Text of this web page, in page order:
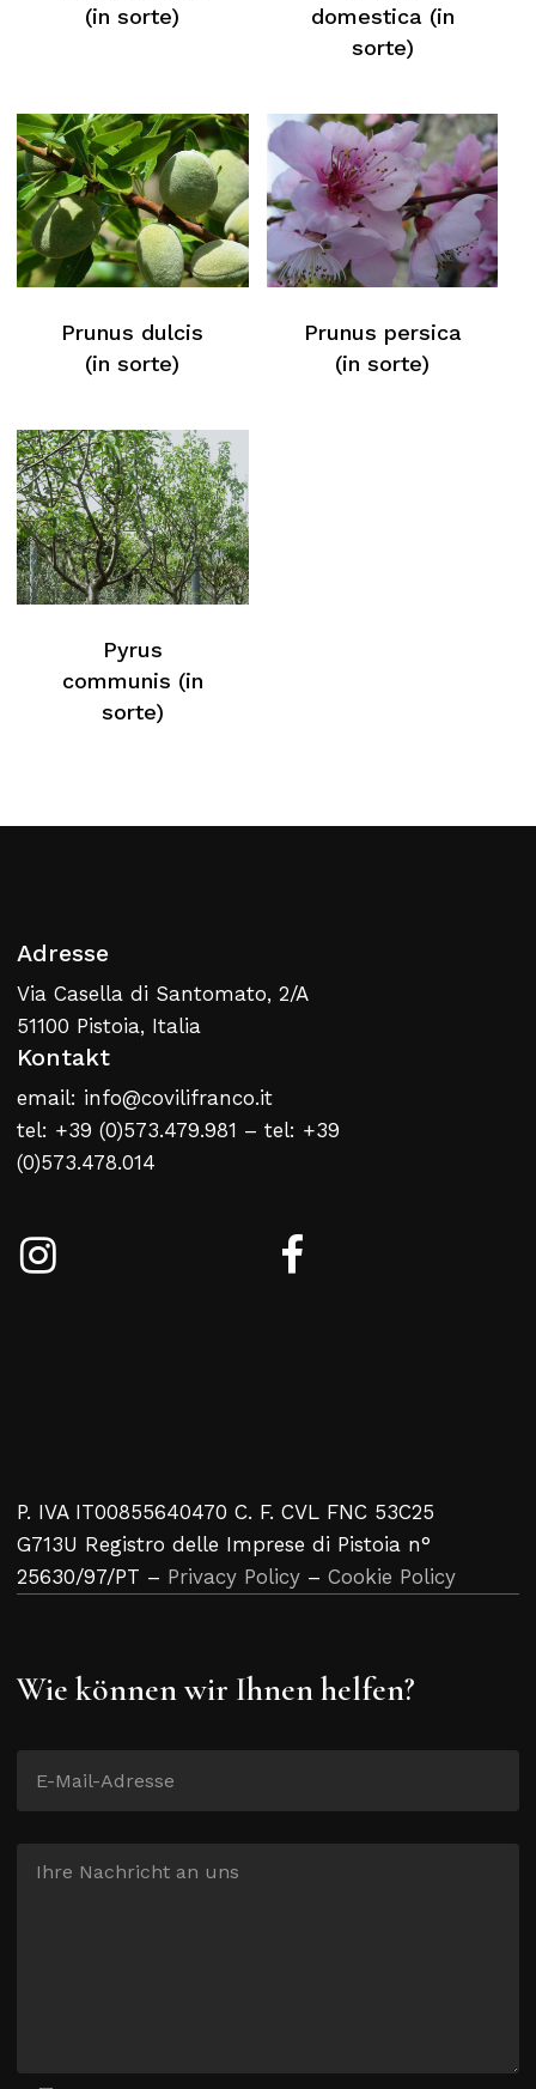
Kein Produkt im Warenkorb
Zurück Zur Webliste
(in sorte)
domestica (in
sorte)
Prunus dulcis
(in sorte)
Prunus persica
(in sorte)
Pyrus
communis (in
sorte)
Adresse
Via Casella di Santomato, 2/A
51100 Pistoia, Italia
Kontakt
email: info@covilifranco.it
tel: +39 (0)573.479.981 – tel: +39
(0)573.478.014
P. IVA IT00855640470 C. F. CVL FNC 53C25
G713U Registro delle Imprese di Pistoia n°
25630/97/PT – Privacy Policy – Cookie Policy
Wie können wir Ihnen helfen?